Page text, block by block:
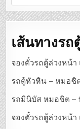
เส้นทางรถ
จองตั๋วรถตู้ล่วงหน้า
รถตู้หัวหิน – หมอชิ
รถมินิบัส หมอชิต –
จองตั๋วรถตู้ล่วงหน้า